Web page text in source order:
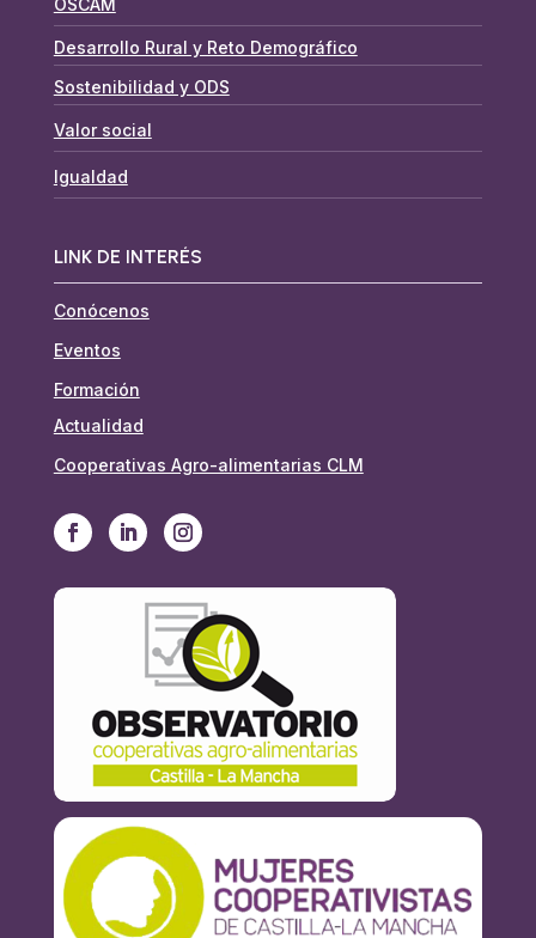
Desarrollo Rural y Reto Demográfico
Sostenibilidad y ODS
Valor social
Igualdad
LINK DE INTERÉS
Conócenos
Eventos
Formación
Actualidad
Cooperativas Agro-alimentarias CLM